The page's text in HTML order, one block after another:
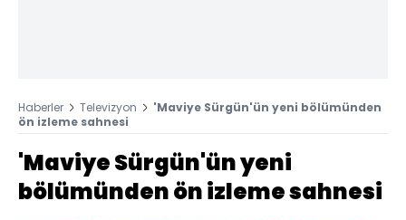
Haberler Televizyon
'Maviye Sürgün'ün yeni bölümünden
ön izleme sahnesi
'Maviye Sürgün'ün yeni
bölümünden ön izleme sahnesi